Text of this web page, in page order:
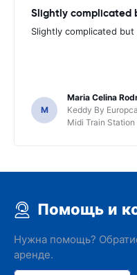
Slightly complicated
Slightly complicated
M
Maria Celina
Keddy By
Midi Train Station
Помощь и
Нужна помощь?
аренде.